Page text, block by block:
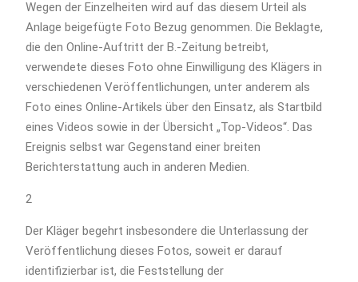
Wegen der Einzelheiten wird auf das diesem Urteil als
Anlage beigefügte Foto Bezug genommen. Die Beklagte,
die den Online-Auftritt der B.-Zeitung betreibt,
verwendete dieses Foto ohne Einwilligung des Klägers in
verschiedenen Veröffentlichungen, unter anderem als
Foto eines Online-Artikels über den Einsatz, als Startbild
eines Videos sowie in der Übersicht „Top-Videos“. Das
Ereignis selbst war Gegenstand einer breiten
Berichterstattung auch in anderen Medien.
2
Der Kläger begehrt insbesondere die Unterlassung der
Veröffentlichung dieses Fotos, soweit er darauf
identifizierbar ist, die Feststellung der